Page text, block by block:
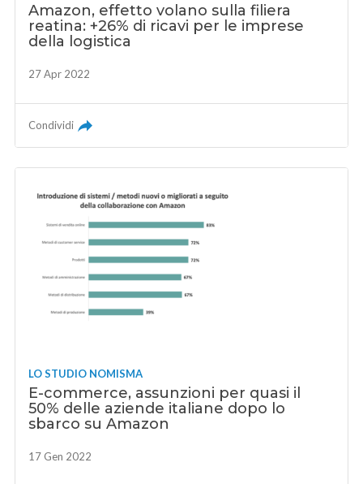
Amazon, effetto volano sulla filiera
reatina: +26% di ricavi per le imprese
della logistica
27 Apr 2022
Condividi
LO STUDIO NOMISMA
E-commerce, assunzioni per quasi il
50% delle aziende italiane dopo lo
sbarco su Amazon
17 Gen 2022